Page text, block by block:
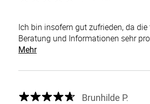
Ich bin insofern gut zufrieden, da
Beratung und Informationen sehr
Mehr
Brunhilde P.